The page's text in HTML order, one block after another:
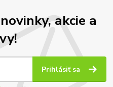
akcie a
Prihlásiť sa